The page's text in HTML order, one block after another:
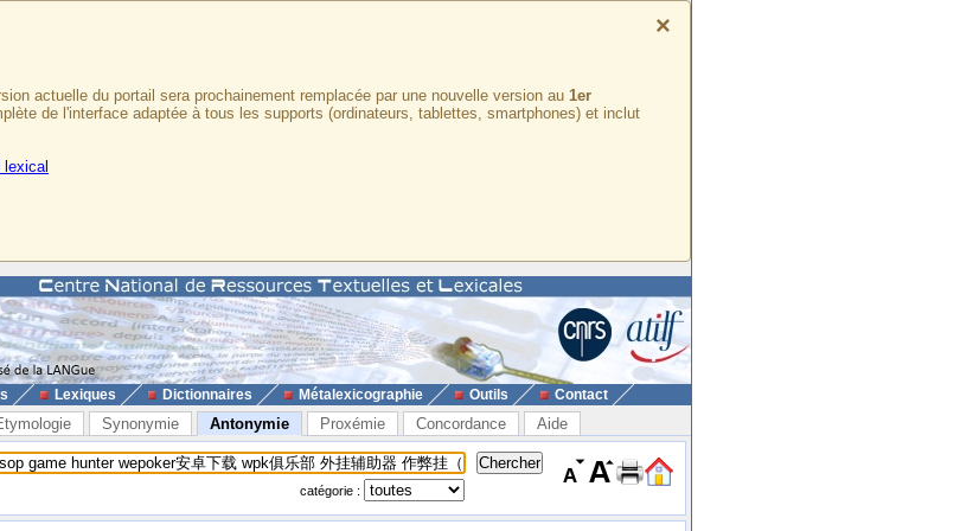
×
actuelle du portail sera prochainement remplacée par une nouvelle version au 1er
de l'interface adaptée à tous les supports (ordinateurs, tablettes, smartphones) et inclut
lexical
Lexiques Dictionnaires Métalexicographie Outils Contact
Synonymie Antonymie Proxémie Concordance Aide
catégorie :